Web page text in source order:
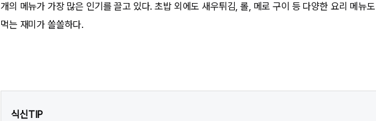
개의 메뉴가 가장 많은 인기를 끌고 있다. 초밥 외에도 새우튀김, 롤, 메로 구이 등 다양한 요리 메뉴
먹는 재미가 쏠쏠하다.
식신TIP